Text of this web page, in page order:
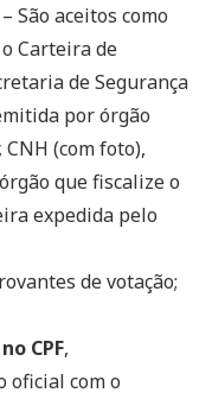
– São aceitos como
Carteira de
de Segurança
por órgão
(com foto),
que fiscalize o
expedida pelo
de votação;
CPF,
oficial com o